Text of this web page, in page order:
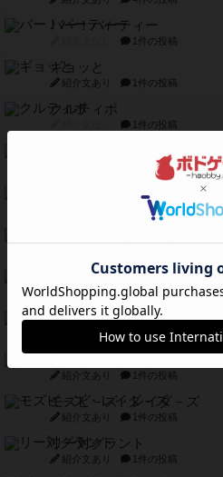
バー！パーティー
1件の投稿
ギョッと
紹介文あり 1件の投稿
クルティボ
1件の投稿
1件の投稿
ドブル：ポケットモンスター
4件の投稿
ファースト・イン・フライ
紹介文あり 3件の投稿
ダイススローン
紹介文なし 1件の投稿
紹介文あり 1件の投稿
モズビ－ズ・レイダ－ズ
紹介文あり 1件の投稿
リー対グラント
紹介文あり 1件の投稿